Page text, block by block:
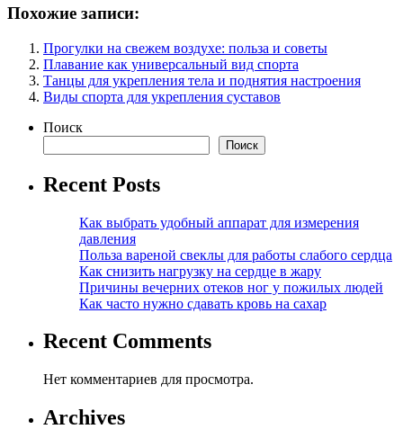
Похожие записи:
Прогулки на свежем воздухе: польза и советы
Плавание как универсальный вид спорта
Танцы для укрепления тела и поднятия настроения
Виды спорта для укрепления суставов
Поиск
Поиск
Recent Posts
Как выбрать удобный аппарат для измерения
давления
Польза вареной свеклы для работы слабого сердца
Как снизить нагрузку на сердце в жару
Причины вечерних отеков ног у пожилых людей
Как часто нужно сдавать кровь на сахар
Recent Comments
Нет комментариев для просмотра.
Archives